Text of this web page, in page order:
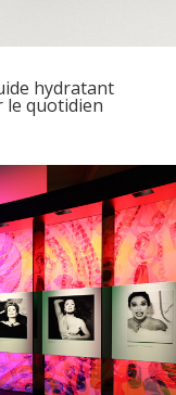
hydratant
le quotidien